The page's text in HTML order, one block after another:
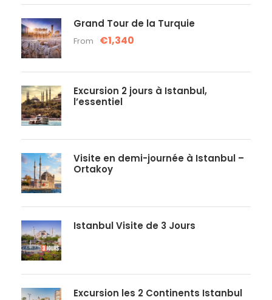
Grand Tour de la Turquie
From €1,340
Excursion 2 jours à Istanbul,
l’essentiel
Visite en demi-journée à Istanbul –
Ortakoy
Istanbul Visite de 3 Jours
Excursion les 2 Continents Istanbul